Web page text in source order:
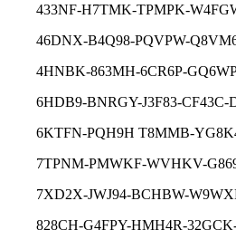
433NF-H7TMK-TPMPK-
46DNX-B4Q98-PQVPW-
4HNBK-863MH-6CR6P-
6HDB9-BNRGY-J3F83-CF43C-
6KTFN-PQH9H T8MMB-
7TPNM-PMWKF-WVHKV-
7XD2X-JWJ94-BCHBW-
828CH-G4FPY-HMH4R-